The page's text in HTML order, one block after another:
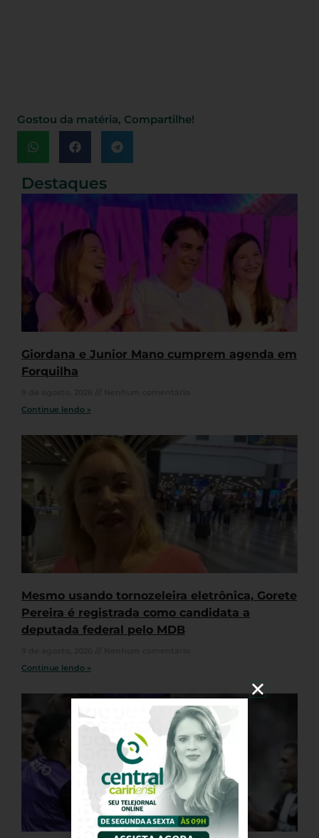
Gostou da matéria, Compartilhe!
Destaques
Giordana e Junior Mano cumprem agenda em
Forquilha
Continue lendo »
Mesmo usando tornozeleira eletrônica, Gorete
Pereira é registrada como candidata a
deputada federal pelo MDB
Continue lendo »